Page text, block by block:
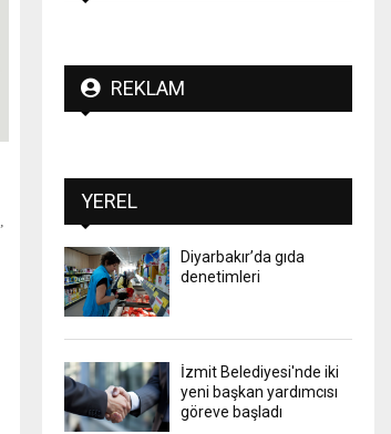
REKLAM
YEREL
Diyarbakır’da gıda
denetimleri
İzmit Belediyesi'nde iki
yeni başkan yardımcısı
göreve başladı